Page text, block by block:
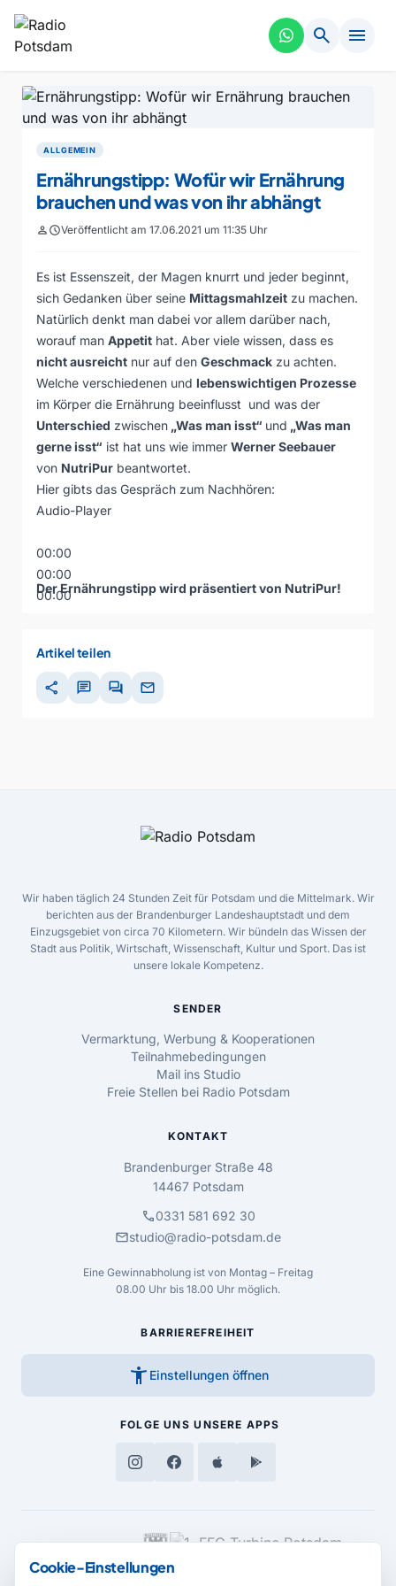
search menu
ALLGEMEIN
Ernährungstipp: Wofür wir Ernährung
brauchen und was von ihr abhängt
personscheduleVeröffentlicht am 17.06.2021 um 11:35 Uhr
Es ist Essenszeit, der Magen knurrt und jeder beginnt,
sich Gedanken über seine Mittagsmahlzeit zu machen.
Natürlich denkt man dabei vor allem darüber nach,
worauf man Appetit hat. Aber viele wissen, dass es
nicht ausreicht nur auf den Geschmack zu achten.
Welche verschiedenen und lebenswichtigen Prozesse
im Körper die Ernährung beeinflusst und was der
Unterschied zwischen „Was man isst“ und „Was man
gerne isst“ ist hat uns wie immer Werner Seebauer
von NutriPur beantwortet.
Hier gibts das Gespräch zum Nachhören:
Audio-Player
00:00
00:00
00:00
Der Ernährungstipp wird präsentiert von NutriPur!
Artikel teilen
share chat forum mail
Wir haben täglich 24 Stunden Zeit für Potsdam und die Mittelmark. Wir
berichten aus der Brandenburger Landeshauptstadt und dem
Einzugsgebiet von circa 70 Kilometern. Wir bündeln das Wissen der
Stadt aus Politik, Wirtschaft, Wissenschaft, Kultur und Sport. Das ist
unsere lokale Kompetenz.
SENDER
Vermarktung, Werbung & Kooperationen
Teilnahmebedingungen
Mail ins Studio
Freie Stellen bei Radio Potsdam
KONTAKT
Brandenburger Straße 48
14467 Potsdam
call0331 581 692 30
mailstudio@radio-potsdam.de
Eine Gewinnabholung ist von Montag – Freitag
08.00 Uhr bis 18.00 Uhr möglich.
BARRIEREFREIHEIT
accessibility_new Einstellungen öffnen
FOLGE UNS UNSERE APPS
MEDIENPARTNER
Cookie-Einstellungen